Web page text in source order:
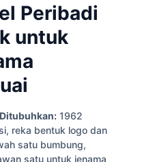
Peribadi
untuk
Ditubuhkan: 1962
reka bentuk logo dan
satu bumbung,
satu untuk jenama